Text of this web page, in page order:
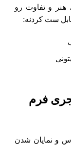
هنر و تفاوت رو
ست کردنه:
فرم
و نمایان شدن